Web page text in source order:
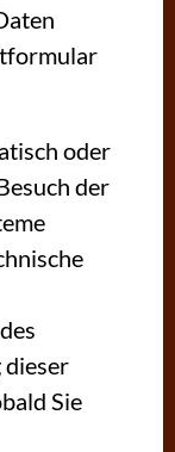
oder
der
dieser
Sie